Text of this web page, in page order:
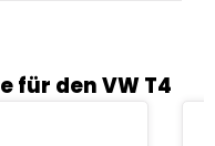
für den VW T4